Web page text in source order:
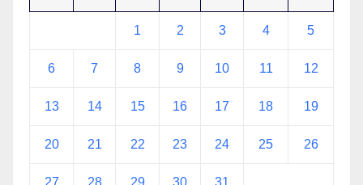
1 2 3 4 5
6 7 8 9 10 11 12
13 14 15 16 17 18 19
20 21 22 23 24 25 26
27 28 29 30 31